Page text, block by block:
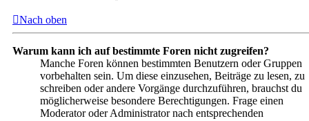
Nach oben
Warum kann ich auf bestimmte Foren nicht zugreifen?
Manche Foren können bestimmten Benutzern oder Gruppen
vorbehalten sein. Um diese einzusehen, Beiträge zu lesen, zu
schreiben oder andere Vorgänge durchzuführen, brauchst du
möglicherweise besondere Berechtigungen. Frage einen
Moderator oder Administrator nach entsprechenden